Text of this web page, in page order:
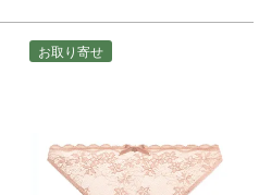
お取り寄せ